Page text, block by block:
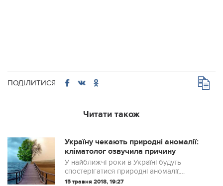
ПОДІЛИТИСЯ
Читати також
Україну чекають природні аномалії:
кліматолог озвучила причину
У найближчі роки в Україні будуть
спостерігатися природні аномалії,
нехарактерні тільки для того чи іншого
15 травня 2018, 19:27